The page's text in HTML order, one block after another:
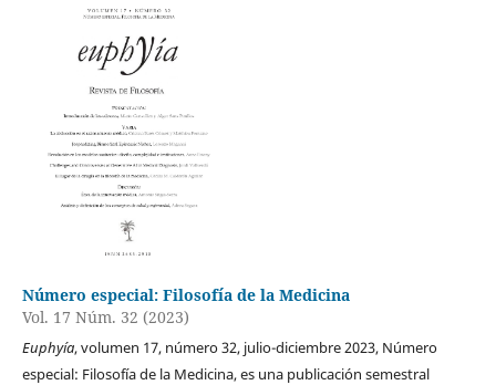
Número especial: Filosofía de la Medicina
Vol. 17 Núm. 32 (2023)
Euphyía, volumen 17, número 32, julio-diciembre 2023, Número
especial: Filosofía de la Medicina, es una publicación semestral